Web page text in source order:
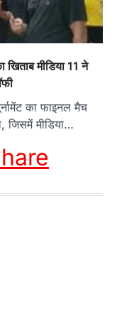
खिताब मीडिया 11 ने
का फाइनल मैच
जिसमें मीडिया…